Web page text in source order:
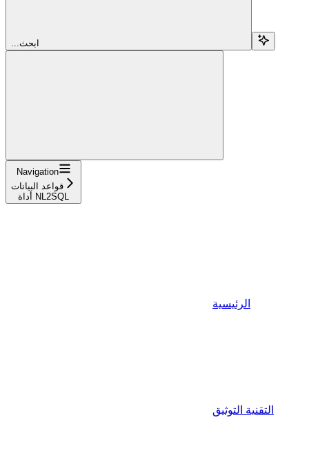
...ابحث
Navigation
قواعد البيانات
أداة NL2SQL
الرئيسية
التقنية التوثيق